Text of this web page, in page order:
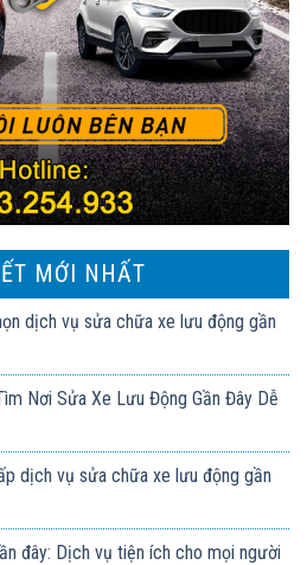
MỚI NHẤT
dịch vụ sửa chữa xe lưu động gần
Nơi Sửa Xe Lưu Động Gần Đây Dễ
dịch vụ sửa chữa xe lưu động gần
đây: Dịch vụ tiện ích cho mọi người